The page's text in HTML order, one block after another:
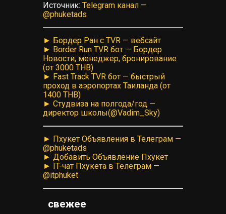
Источник: Telegram канал —
@phuketads
► Бордер Ран с TVR — вебсайт
► Border Run TVR бот — Бордер
Новости, менеджер, бронирование
(от 3000 THB)
► Fast Track TVR бот — быстрый
проход в аэропортах Таиланда (от
1400 THB)
► Студвиза на полгода/год —
директор школы(@Vadim_Sky)
► Пхукет Объявления в Телеграм —
@phuketads
► Добавить Объявление Пхукет
► IT-чат Пхукета в Телеграм —
@itphuket
свежее